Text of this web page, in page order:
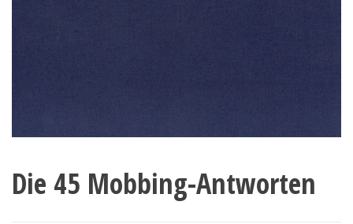
Die 45 Mobbing-Antworten